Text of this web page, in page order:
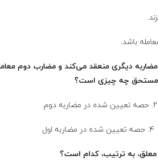
دیگری منعقد می‌کند و مضارب دوم
مستحق چه چیزی است؟